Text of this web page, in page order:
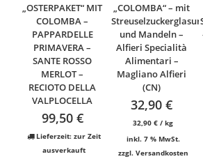
„OSTERPAKET“ MIT
COLOMBA –
PAPPARDELLE
PRIMAVERA –
SANTE ROSSO
MERLOT –
RECIOTO DELLA
VALPLOCELLA
99,50 €
Lieferzeit: zur Zeit
ausverkauft
„COLOMBA“ – mit
Streuselzuckerglasur
und Mandeln –
Alfieri Specialità
Alimentari –
Magliano Alfieri
(CN)
32,90€
32,90€ /kg
inkl. 7 % MwSt.
zzgl. Versandkosten